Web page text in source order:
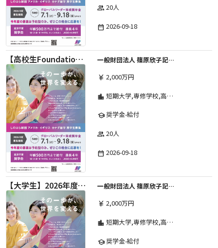
group 20人
date_range 2026-09-18
【高校生Foundation Course 】2026年度 しのはら財団 アメリカ・イギリス・カナダ英語留学奨学金
一般財団法人 篠原欣子記念財団 (海外留学奨学金グループ)
currency_yen 2,000万円
location_city 短期大学,専修学校,高等専門学校,その他,高等学校,大学院,大学
school奨学金-給付
group 20人
date_range 2026-09-18
【大学生】2026年度 しのはら財団 アメリカ・イギリス・カナダ英語留学奨学金
一般財団法人 篠原欣子記念財団 (海外留学奨学金グループ)
currency_yen 2,000万円
location_city 短期大学,専修学校,高等専門学校,その他,高等学校,大学院,大学
school奨学金-給付